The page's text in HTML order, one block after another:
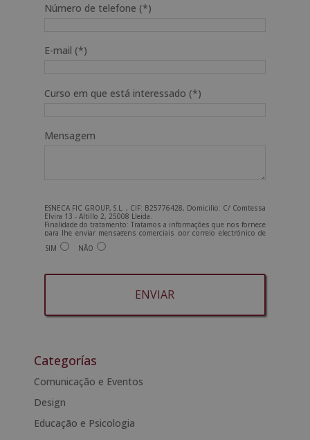
Número de telefone (*)
E-mail (*)
Curso em que está interessado (*)
Mensagem
ESNECA FIC GROUP, S.L. , CIF: B25776428, Domicilio: C/ Comtessa
Elvira 13 - Altillo 2, 25008 Lleida.
Finalidade do tratamento: Tratamos a informações que nos fornece
para lhe enviar mensagens comerciais por correio electrónico de
tipo comercial relacionadas com os produtos oferecidos e outros
produtos que possam ser do seu interesse. Legitimação do
nos para o endereço admin@grupoesneca.com.
Deseja receber informação comercial (por telefone e/ou correio
SIM NÃO
t
r
n
a
Categorías
Comunicação e Eventos
Design
Educação e Psicologia